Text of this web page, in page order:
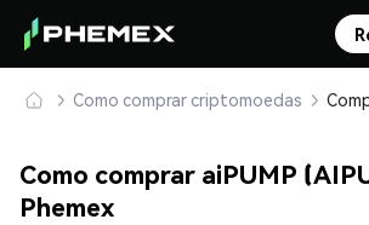
Como comprar criptomoedas
Como comprar aiPUMP
Phemex